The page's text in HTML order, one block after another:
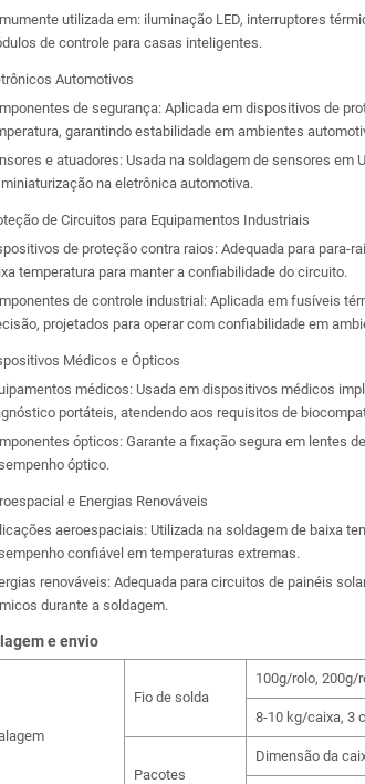
utilizada em: iluminação LED, interruptores
de controle para casas inteligentes.
Automotivos
de segurança: Aplicada em dispositivos de
garantindo estabilidade em ambientes
e atuadores: Usada na soldagem de sensores em
na eletrônica automotiva.
de Circuitos para Equipamentos Industriais
de proteção contra raios: Adequada para para-
temperatura para manter a confiabilidade do circuito.
de controle industrial: Aplicada em fusíveis
projetados para operar com confiabilidade em
Médicos e Ópticos
médicos: Usada em dispositivos médicos
portáteis, atendendo aos requisitos de
ópticos: Garante a fixação segura em lentes
óptico.
e Energias Renováveis
aeroespaciais: Utilizada na soldagem de baixa
confiável em temperaturas extremas.
renováveis: Adequada para circuitos de painéis
durante a soldagem.
e envio
Fio de solda
100g/rolo, 200g/
8-10 kg/caixa, 3
Pacotes
Dimensão da